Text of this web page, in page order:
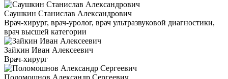
Саушкин Станислав Александрович
Врач-хирург, врач-уролог, врач ультразвуковой диагностики,
врач высшей категории
Зайкин Иван Алексеевич
Врач-хирург
Поломошнов Александр Сергеевич